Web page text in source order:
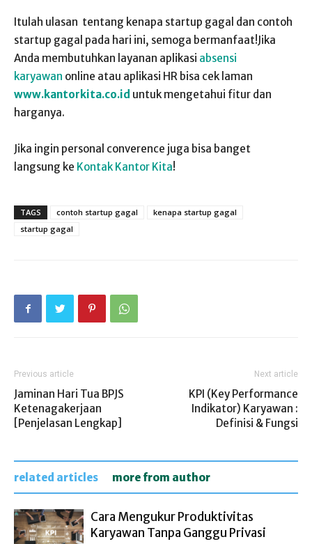
Itulah ulasan tentang kenapa startup gagal dan contoh
startup gagal pada hari ini, semoga bermanfaat!Jika
Anda membutuhkan layanan aplikasi absensi
karyawan online atau aplikasi HR bisa cek laman
www.kantorkita.co.id untuk mengetahui fitur dan
harganya.
Jika ingin personal converence juga bisa banget
langsung ke Kontak Kantor Kita!
TAGS contoh startup gagal
kenapa startup gagal
startup gagal
Previous article
Jaminan Hari Tua BPJS
Ketenagakerjaan
[Penjelasan Lengkap]
Next article
KPI (Key Performance
Indikator) Karyawan :
Definisi & Fungsi
related articles more from author
Cara Mengukur Produktivitas
Karyawan Tanpa Ganggu Privasi